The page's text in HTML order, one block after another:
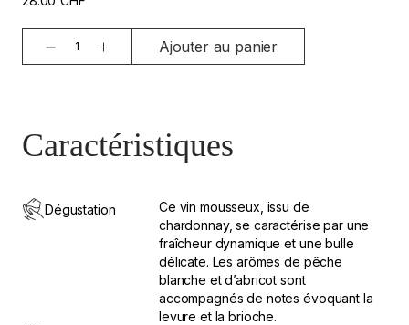
Ajouter au panier
Caractéristiques
Dégustation
Ce vin mousseux, issu de
chardonnay, se caractérise par une
fraîcheur dynamique et une bulle
délicate. Les arômes de pêche
blanche et d’abricot sont
accompagnés de notes évoquant la
levure et la brioche.